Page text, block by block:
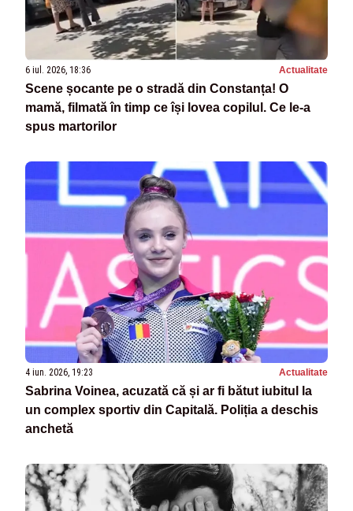
6 iul. 2026, 18:36 Actualitate
Scene șocante pe o stradă din Constanța! O
mamă, filmată în timp ce își lovea copilul. Ce le-a
spus martorilor
4 iun. 2026, 19:23 Actualitate
Sabrina Voinea, acuzată că și ar fi bătut iubitul la
un complex sportiv din Capitală. Poliția a deschis
anchetă